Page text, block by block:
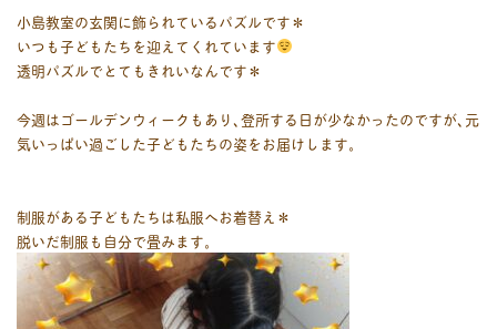
小島教室の玄関に飾られているパズルです＊
いつも子どもたちを迎えてくれています
透明パズルでとてもきれいなんです＊
今週はゴールデンウィークもあり､登所する日が少なかったのですが､元
気いっぱい過ごした子どもたちの姿をお届けします。
制服がある子どもたちは私服へお着替え＊
脱いだ制服も自分で畳みます。